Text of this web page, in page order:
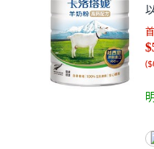
(